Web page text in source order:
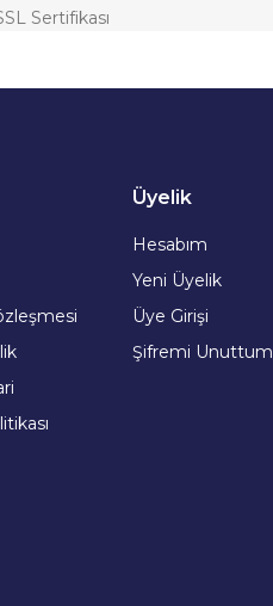
Sertifikası
Üyelik
Hesabım
Yeni Üyelik
Üye Girişi
Şifremi Unuttum